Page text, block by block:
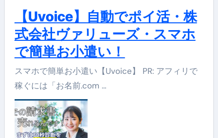
【Uvoice】自動でポイ活・株
式会社ヴァリューズ・スマホ
で簡単お小遣い！
スマホで簡単お小遣い【Uvoice】 PR: アフィリで
稼ぐには「お名前.com …